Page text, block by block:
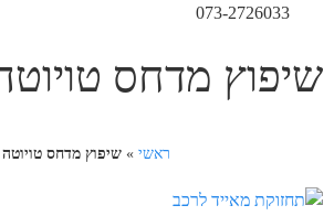
073-2726033
שיפוץ מדחס טויוטה
ראשי»שיפוץ מדחס טויוטה